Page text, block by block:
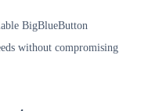
BigBlueButton
without compromising